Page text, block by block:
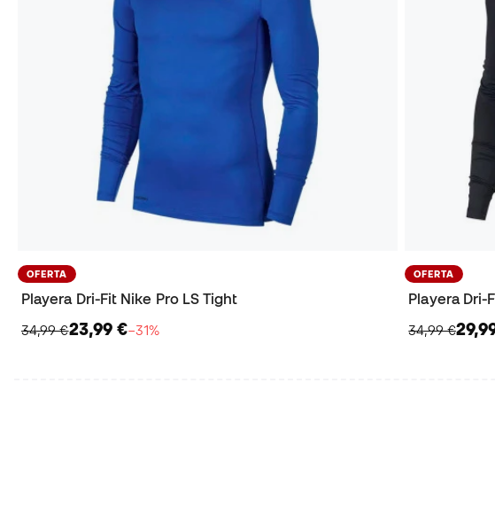
OFERTA
Playera Dri-Fit Nike Pro LS Tight
34,99 €23,99 €−31%
OFERTA
Playera Dri-
34,99 €